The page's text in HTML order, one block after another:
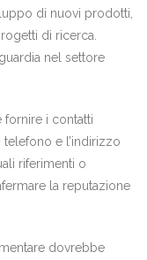
di nuovi prodotti,
di ricerca.
nel settore
fornire i contatti
telefono e l’indirizzo
riferimenti o
la reputazione
dovrebbe